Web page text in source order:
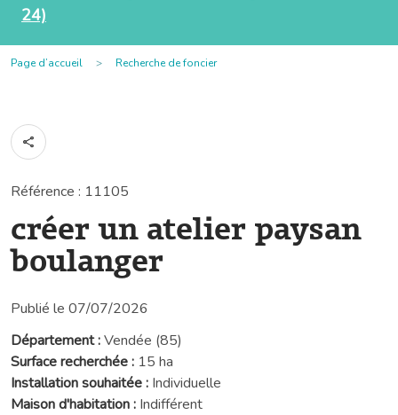
24)
Page d’accueil Recherche de foncier
Référence : 11105
créer un atelier paysan
boulanger
Publié le 07/07/2026
Département :Vendée (85)
Surface recherchée : 15 ha
Installation souhaitée : Individuelle
Maison d'habitation : Indifférent